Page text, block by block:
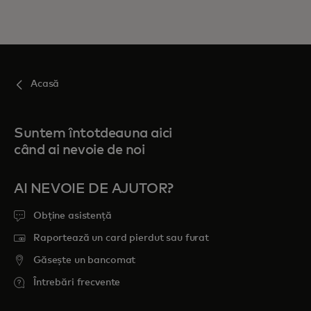
Știri și tendințe
Acasă
Suntem întotdeauna aici
când ai nevoie de noi
AI NEVOIE DE AJUTOR?
Obține asistență
Raportează un card pierdut sau furat
Găsește un bancomat
Întrebări frecvente